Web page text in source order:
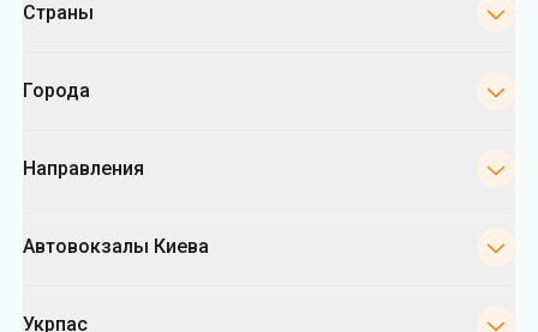
Страны
Города
Направления
Автовокзалы Киева
Укрпас